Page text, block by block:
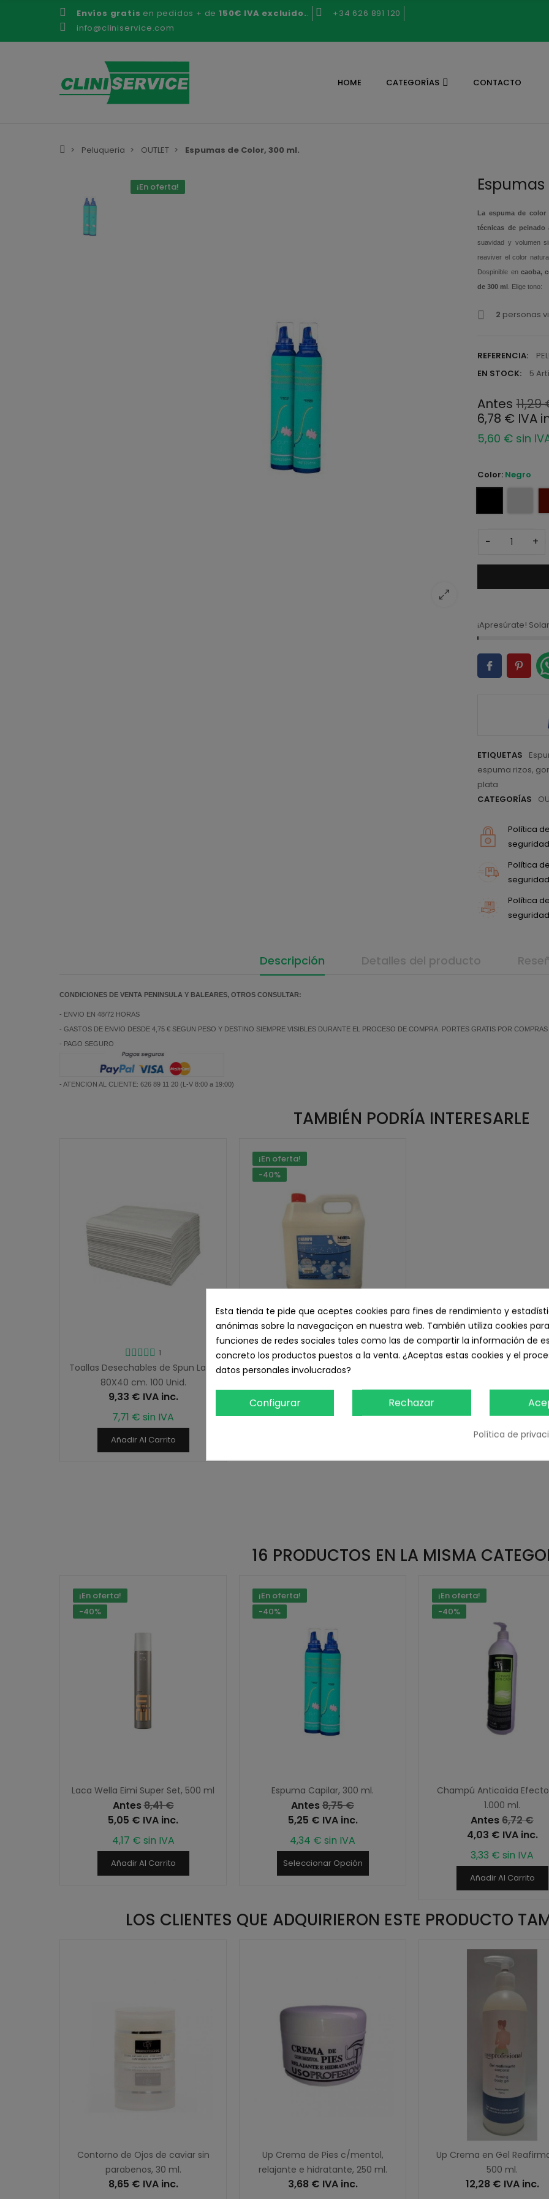
Envíos gratis en pedidos + de150€ IVA excluido..
+34 626 891 120
info@cliniservice.com
HOME CATEGORÍAS CONTACTO
Peluqueria OUTLET Espumas de Color, 300 ml.
¡En oferta!
La espuma de color
técnicas de peinado
suavidad y volumen
reaviver el color
Dospinible en caoba,
de 300 ml
. Elige tono:
2 personas
REFERENCIA:
EN STOCK:
5
Antes11,29
6,78 € IVA
5,60 € sin
Color: Negro
− +
¡Apresúrate!
ETIQUETAS
espuma rizos,
plata
CATEGORÍAS
Política
Política
Política
Descripción Detalles del producto
CONDICIONES DE VENTA PENINSULA Y BALEARES, OTROS CONSULTAR:
- ENVIO EN 48/72 HORAS
- GASTOS DE ENVIO DESDE 4,75 € SEGUN PESO Y DESTINO SIEMPRE VISIBLES DURANTE EL PROCESO DE COMPRA. PORTES GRATIS POR COMPRAS
- PAGO SEGURO
- ATENCION AL CLIENTE: 626 89 11 20 (L-V 8:00 a 19:00)
TAMBIÉN PODRÍA INTERESARLE
1
Toallas Desechables de Spun Lace
80X40 cm. 100 Unid.
9,33 € IVA inc.
7,71 € sin IVA
Añadir Al Carrito
¡En oferta!
-40%
Champú Lavacabezas Neutro, 5 L.
Antes14,56 €
7,22 € sin IVA
16 PRODUCTOS EN LA MISMA
¡En oferta!
-40%
Laca Wella Eimi Super Set, 500 ml
Antes8,41 €
5,05 € IVA inc.
4,17 € sin IVA
Añadir Al Carrito
¡En oferta!
-40%
Espuma Capilar, 300 ml.
Antes8,75 €
5,25 € IVA inc.
4,34 € sin IVA
Seleccionar Opción
¡En oferta!
-40%
Champú Anticaída Efecto
1.000 ml.
Antes6,72 €
4,03 € IVA inc.
3,33 € sin IVA
Añadir Al Carrito
LOS CLIENTES QUE ADQUIRIERON ESTE PRODUCTO
Contorno de Ojos de caviar sin
parabenos, 30 ml.
8,65 € IVA inc.
Up Crema de Pies c/mentol,
relajante e hidratante, 250 ml.
3,68 € IVA inc.
Up Crema en Gel
500 ml.
12,28 € IVA inc.
Esta tienda te pide que aceptes cookies para fines de rendimiento y
anónimas sobre la navegaciçon en nuestra web. También utiliza cookies
funciones de redes sociales tales como las de compartir la información de
concreto los productos puestos a la venta. ¿Aceptas estas cookies y el
datos personales involucrados?
Configurar Rechazar
Política de